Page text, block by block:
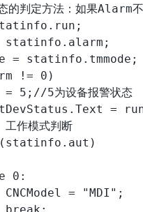
定方法：如果Alarm不
= statinfo.tmmode;
!= 0)
5;//5为设备报警状态
=
作模式判断
0:
= "MDI";